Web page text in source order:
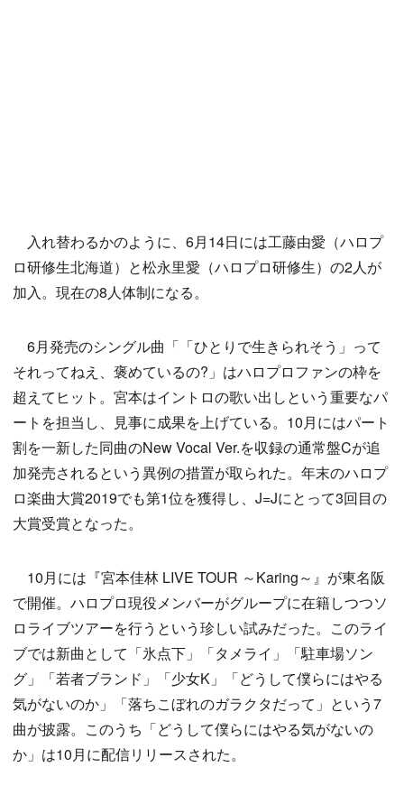
入れ替わるかのように、6月14日には工藤由愛（ハロプ
ロ研修生北海道）と松永里愛（ハロプロ研修生）の2人が
加入。現在の8人体制になる。
6月発売のシングル曲「「ひとりで生きられそう」って
それってねえ、褒めているの?」はハロプロファンの枠を
超えてヒット。宮本はイントロの歌い出しという重要なパ
ートを担当し、見事に成果を上げている。10月にはパート
割を一新した同曲のNew Vocal Ver.を収録の通常盤Cが追
加発売されるという異例の措置が取られた。年末のハロプ
ロ楽曲大賞2019でも第1位を獲得し、J=Jにとって3回目の
大賞受賞となった。
10月には『宮本佳林 LIVE TOUR ～Karing～』が東名阪
で開催。ハロプロ現役メンバーがグループに在籍しつつソ
ロライブツアーを行うという珍しい試みだった。このライ
ブでは新曲として「氷点下」「タメライ」「駐車場ソン
グ」「若者ブランド」「少女K」「どうして僕らにはやる
気がないのか」「落ちこぼれのガラクタだって」という7
曲が披露。このうち「どうして僕らにはやる気がないの
か」は10月に配信リリースされた。